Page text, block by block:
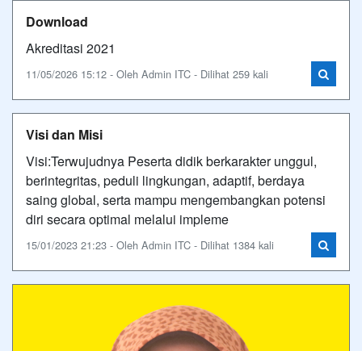
Download
Akreditasi 2021
11/05/2026 15:12 - Oleh Admin ITC - Dilihat 259 kali
Visi dan Misi
Visi:Terwujudnya Peserta didik berkarakter unggul,
berintegritas, peduli lingkungan, adaptif, berdaya
saing global, serta mampu mengembangkan potensi
diri secara optimal melalui impleme
15/01/2023 21:23 - Oleh Admin ITC - Dilihat 1384 kali